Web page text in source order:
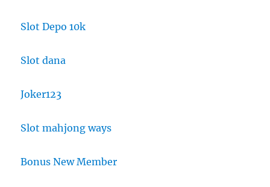
Slot Depo 10k
Slot dana
Joker123
Slot mahjong ways
Bonus New Member